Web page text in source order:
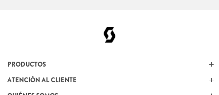
PRODUCTOS
ATENCIÓN AL CLIENTE